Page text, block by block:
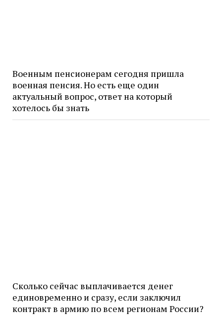
Военным пенсионерам сегодня пришла
военная пенсия. Но есть еще один
актуальный вопрос, ответ на который
хотелось бы знать
Сколько сейчас выплачивается денег
единовременно и сразу, если заключил
контракт в армию по всем регионам России?